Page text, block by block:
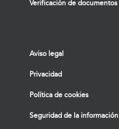
Verificación de documentos
Aviso legal
Privacidad
Política de cookies
Seguridad de la información